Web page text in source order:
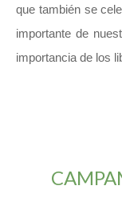
que también se
importante de
importancia de los